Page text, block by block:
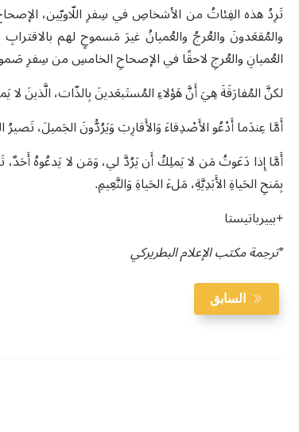
تَرِدُ هذه الفِئاتُ من الأشخاصِ في سِفرِ اللّاويّين،
العُميانِ والعُرجِ لاحقًا في الإصحاحِ الخامسِ من سِفرِ صَموئيلَ
لكنَّ المُفارَقَةَ هِيَ أَنَّ هَؤلاءِ المُستَبعَدينَ بِالذّات، الَّذينَ
أَمَّا عِندَما أَدْعُو الأَصْدِقاءَ وَالأَقارِبَ وَيَرُدُّونَ الجَميلَ،
أَمَّا إِذا دَعَوتُ مَن لا يَملِكُ أَن يَرُدَّ لي، وَمَن لا يَدعُوهُ
بِمَنحِ الحَياةِ الأَبَدِيَّةِ، مَلءَ الحَياةِ وَالنَّعِيمِ.
+بييرباتيستا
*ترجمة مكتب الإعلام البطريركي
السابق